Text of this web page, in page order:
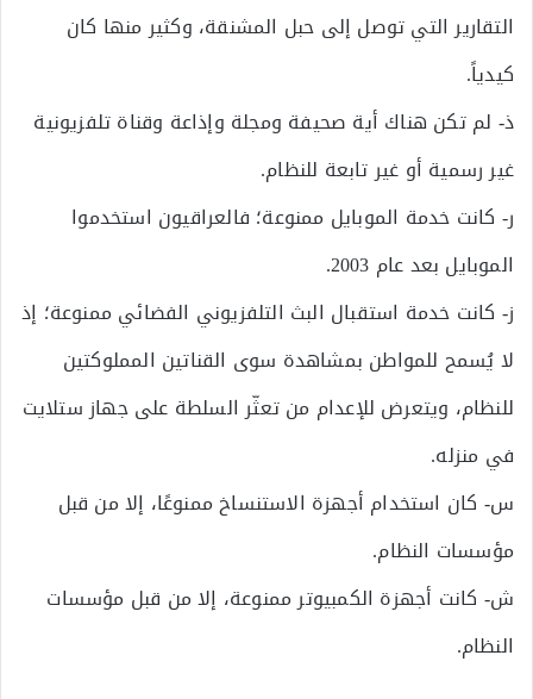
التقارير التي توصل إلى حبل المشنقة، وكثير منها كان
كيدياً.
ذ‌- لم تكن هناك أية صحيفة ومجلة وإذاعة وقناة تلفزيونية
غير رسمية أو غير تابعة للنظام.
ر‌- كانت خدمة الموبايل ممنوعة؛ فالعراقيون استخدموا
الموبايل بعد عام 2003.
ز‌- كانت خدمة استقبال البث التلفزيوني الفضائي ممنوعة؛ إذ
لا يُسمح للمواطن بمشاهدة سوى القناتين المملوكتين
للنظام، ويتعرض للإعدام من تعثّر السلطة على جهاز ستلايت
في منزله.
س‌- كان استخدام أجهزة الاستنساخ ممنوعًا، إلا من قبل
مؤسسات النظام.
ش‌- كانت أجهزة الكمبيوتر ممنوعة، إلا من قبل مؤسسات
النظام.